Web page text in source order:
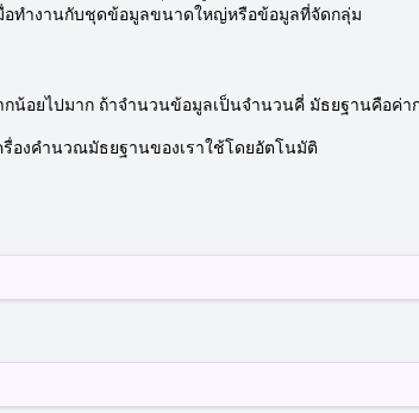
อทำงานกับชุดข้อมูลขนาดใหญ่หรือข้อมูลที่จัดกลุ่ม
อยไปมาก ถ้าจำนวนข้อมูลเป็นจำนวนคี่ มัธยฐานคือค่า
องคำนวณมัธยฐานของเราใช้โดยอัตโนมัติ